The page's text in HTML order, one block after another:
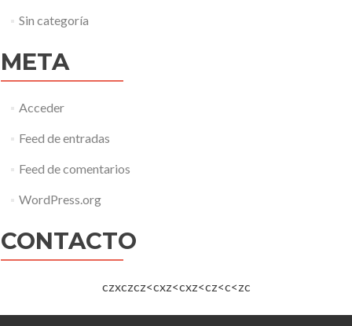
Sin categoría
META
Acceder
Feed de entradas
Feed de comentarios
WordPress.org
CONTACTO
czxczcz<cxz<cxz<cz<c<zc